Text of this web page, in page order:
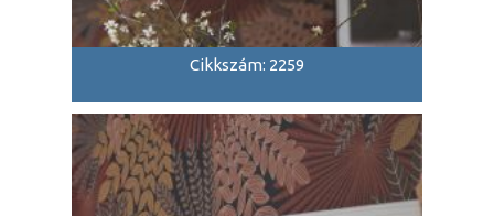
Cikkszám: 2259